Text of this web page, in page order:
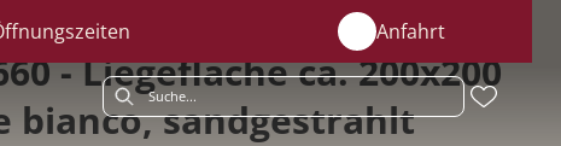
Anfahrt
- Liegefläche ca. 200x200
bianco, sandgestrahlt